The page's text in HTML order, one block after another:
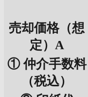
売却価格（想
定）A
① 仲介手数料
（税込）